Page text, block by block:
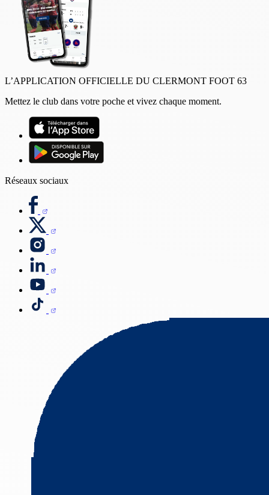
L’APPLICATION OFFICIELLE DU CLERMONT FOOT 63
Mettez le club dans votre poche et vivez chaque moment.
Réseaux sociaux